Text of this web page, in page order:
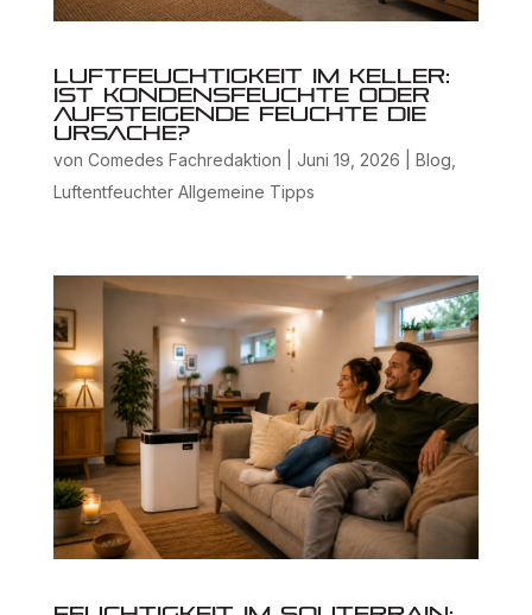
Luftfeuchtigkeit im Keller:
Ist Kondensfeuchte oder
aufsteigende Feuchte die
Ursache?
von Comedes Fachredaktion Juni 19, 2026 Blog,
Luftentfeuchter Allgemeine Tipps